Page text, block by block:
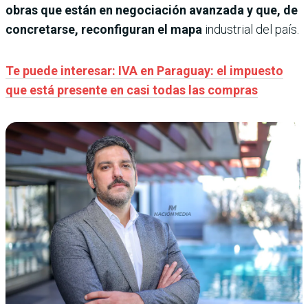
obras que están en negociación avanzada y que, de
concretarse, reconfiguran el mapa industrial del país.
Te puede interesar: IVA en Paraguay: el impuesto
que está presente en casi todas las compras